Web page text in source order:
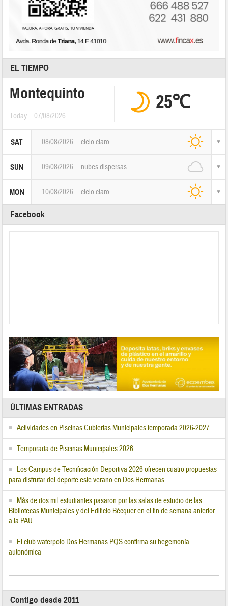
EL TIEMPO
Montequinto
Today 07/08/2026
25℃
SAT 08/08/2026 cielo claro
SUN 09/08/2026 nubes dispersas
MON 10/08/2026 cielo claro
Facebook
ÚLTIMAS ENTRADAS
Actividades en Piscinas Cubiertas Municipales temporada 2026-2027
Temporada de Piscinas Municipales 2026
Los Campus de Tecnificación Deportiva 2026 ofrecen cuatro propuestas
para disfrutar del deporte este verano en Dos Hermanas
Más de dos mil estudiantes pasaron por las salas de estudio de las
Bibliotecas Municipales y del Edificio Bécquer en el fin de semana anterior
a la PAU
El club waterpolo Dos Hermanas PQS confirma su hegemonía
autonómica
Contigo desde 2011